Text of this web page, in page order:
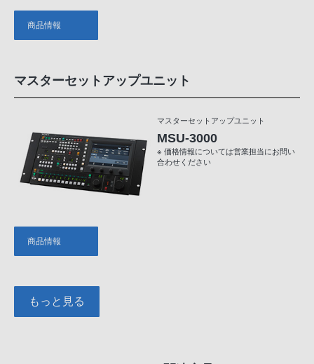
商品情報
マスターセットアップユニット
マスターセットアップユニット
MSU-3000
※ 価格情報については営業担当にお問い
合わせください
商品情報
もっと見る